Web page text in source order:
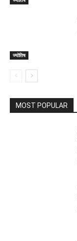
ज्योतिष
MOST POPULAR